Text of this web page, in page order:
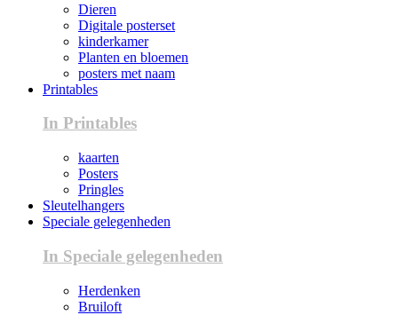
Dieren
Digitale posterset
kinderkamer
Planten en bloemen
posters met naam
Printables
In Printables
kaarten
Posters
Pringles
Sleutelhangers
Speciale gelegenheden
In Speciale gelegenheden
Herdenken
Bruiloft